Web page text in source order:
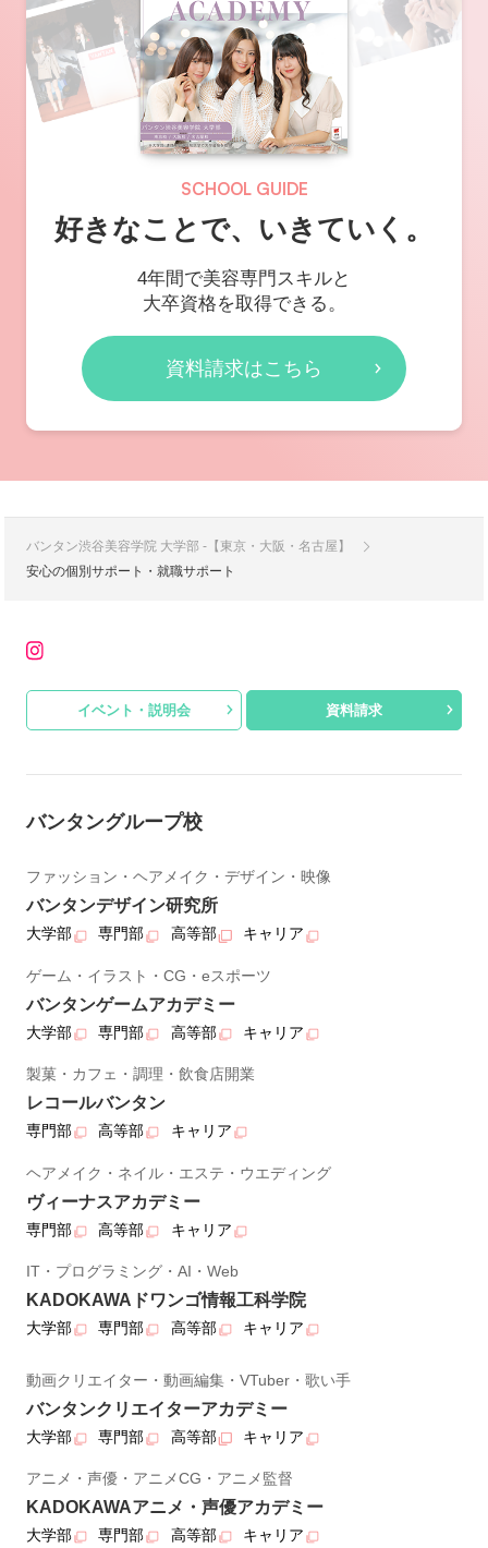
SCHOOL GUIDE
好きなことで、いきていく。
4年間で美容専門スキルと
大卒資格を取得できる。
資料請求はこちら
バンタン渋谷美容学院 大学部 -【東京・大阪・名古屋】
安心の個別サポート・就職サポート
イベント・説明会 資料請求
バンタングループ校
ファッション・ヘアメイク・デザイン・映像
バンタンデザイン研究所
大学部 専門部 高等部 キャリア
ゲーム・イラスト・CG・eスポーツ
バンタンゲームアカデミー
大学部 専門部 高等部 キャリア
製菓・カフェ・調理・飲食店開業
レコールバンタン
専門部 高等部 キャリア
ヘアメイク・ネイル・エステ・ウエディング
ヴィーナスアカデミー
専門部 高等部 キャリア
IT・プログラミング・AI・Web
KADOKAWAドワンゴ情報工科学院
大学部 専門部 高等部 キャリア
動画クリエイター・動画編集・VTuber・歌い手
バンタンクリエイターアカデミー
大学部 専門部 高等部 キャリア
アニメ・声優・アニメCG・アニメ監督
KADOKAWAアニメ・声優アカデミー
大学部 専門部 高等部 キャリア